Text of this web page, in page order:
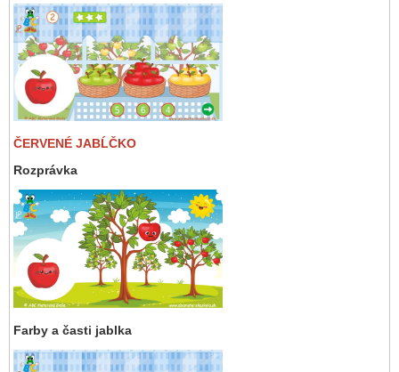
ČERVENÉ JABĹČKO
Rozprávka
Farby a časti jablka